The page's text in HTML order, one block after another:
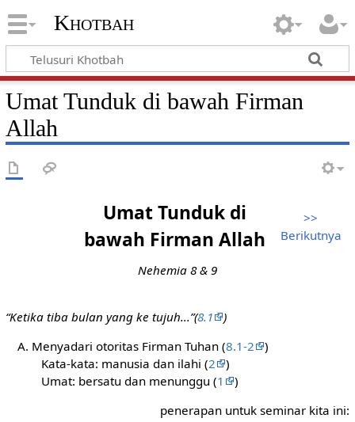
Khotbah
Umat Tunduk di bawah Firman
Allah
Umat Tunduk di
bawah Firman Allah
>>
Berikutnya
Nehemia 8 & 9
“Ketika tiba bulan yang ke tujuh...”(8.1
)
A. Menyadari otoritas Firman Tuhan (8.1-2
)
Kata-kata: manusia dan ilahi (2
)
Umat: bersatu dan menunggu (1
)
penerapan untuk seminar kita ini: